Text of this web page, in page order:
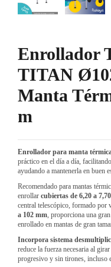
Enrollador
TITAN
Manta
m
Enrollador para manta
práctico en el día a día,
ayudando a mantenerla en buen
Recomendado para mantas
enrollar cubiertas de 6,20 a
central telescópico, formado por
a 102 mm, proporciona una
enrollado en mantas de gran
Incorpora sistema
reduce la fuerza necesaria al
progresivo y sin tirones, incluso